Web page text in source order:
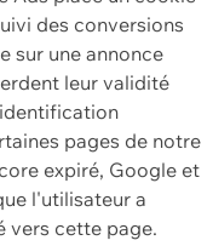
des conversions
sur une annonce
leur validité
pages de notre
expiré, Google et
l'utilisateur a
vers cette page.